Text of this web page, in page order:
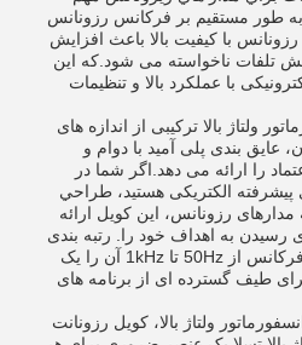
طور مستقیم بر فرکانس رزونانس
رزونانس با کیفیت بالا باعث افزایش
تلفات ناخواسته می شود.که این
با عملکرد بالا و تنظیمات
ولتاژ بالا ترکیبی از اندازه های
بندی پلی آمید با دوام و
را ارائه می دهد.اگر شما در
الکتریکی هستید، طراحي
رزونانس، این کویل ارائه
رسیدن به اهداف خود را. رتبه بندی
فعلی آن از 0.5A و محدوده فرکانس از 50Hz تا 1kHz آن را یک
طیف گسترده ای از برنامه های
ولتاژ بالا، کویل رزونانت